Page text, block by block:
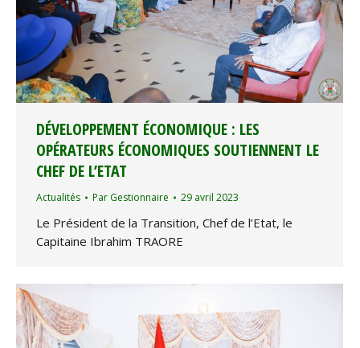
DÉVELOPPEMENT ÉCONOMIQUE : LES
OPÉRATEURS ÉCONOMIQUES SOUTIENNENT LE
CHEF DE L’ETAT
Actualités Par Gestionnaire 29 avril 2023
Le Président de la Transition, Chef de l’Etat, le
Capitaine Ibrahim TRAORE